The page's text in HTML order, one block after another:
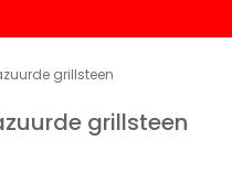
grillsteen
grillsteen